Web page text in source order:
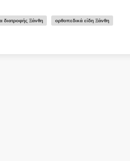
διατροφής Ξάνθη ορθοπεδικά είδη Ξάνθη